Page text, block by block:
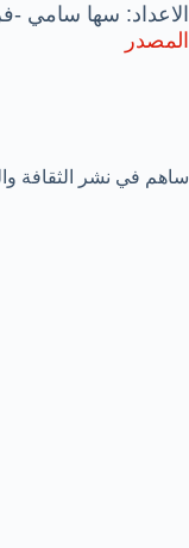
الاعداد: سها سامي
المصدر
ساهم في نشر الثقافة